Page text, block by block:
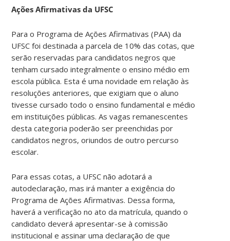
Ações Afirmativas da UFSC
Para o Programa de Ações Afirmativas (PAA) da
UFSC foi destinada a parcela de 10% das cotas, que
serão reservadas para candidatos negros que
tenham cursado integralmente o ensino médio em
escola pública. Esta é uma novidade em relação às
resoluções anteriores, que exigiam que o aluno
tivesse cursado todo o ensino fundamental e médio
em instituições públicas. As vagas remanescentes
desta categoria poderão ser preenchidas por
candidatos negros, oriundos de outro percurso
escolar.
Para essas cotas, a UFSC não adotará a
autodeclaração, mas irá manter a exigência do
Programa de Ações Afirmativas. Dessa forma,
haverá a verificação no ato da matrícula, quando o
candidato deverá apresentar-se à comissão
institucional e assinar uma declaração de que